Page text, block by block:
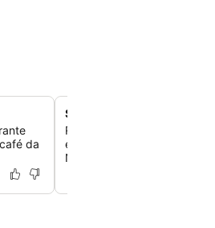
da
Suítes Garden Exclusive
Relaxe em quartos
exclusivas, como uma
Nespresso e produtos de